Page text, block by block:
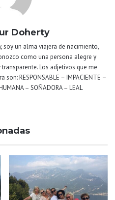
Doherty
soy un alma viajera de nacimiento,
como una persona alegre y
Los adjetivos que me
RESPONSABLE – IMPACIENTE –
– SOÑADORA – LEAL